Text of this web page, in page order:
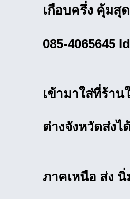
เกือบครึ่ง คุ้มสุ
085-4065645
เข้ามาใส่ที่ร้า
ต่างจังหวัดส่ง
ภาคเหนือ ส่ง นิ่